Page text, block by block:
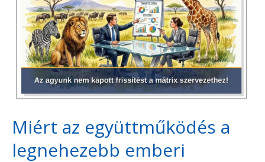
Miért az együttműködés a
legnehezebb emberi
együttműködés
legnehezebb
emberi
tevékenység?